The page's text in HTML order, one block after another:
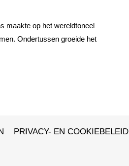
maakte op het wereldtoneel
Ondertussen groeide het
PRIVACY- EN COOKIEBELEID